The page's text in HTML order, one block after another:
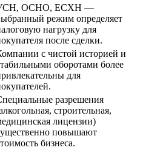
ОСНО, ЕСХН —
режим определяет
нагрузку для
после сделки.
с чистой историей и
оборотами более
для
разрешения
строительная,
лицензии)
повышают
бизнеса.